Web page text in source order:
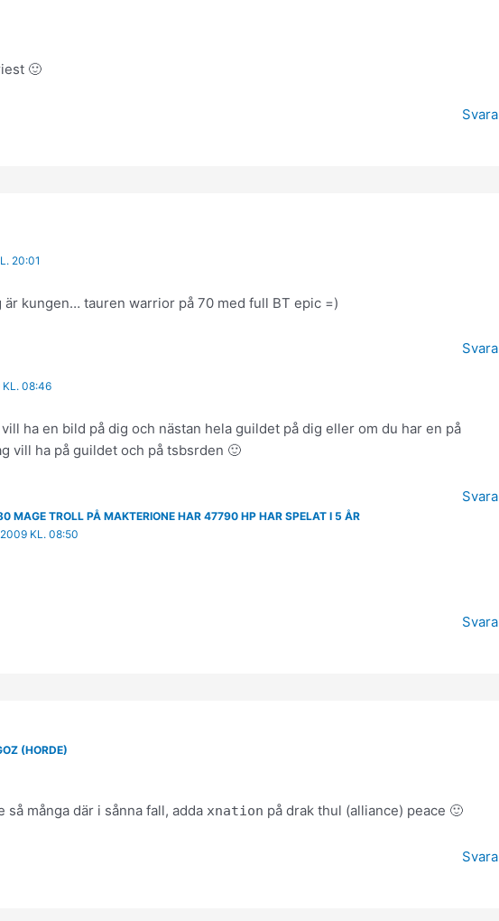
🙂
Svara
20:01
kungen… tauren warrior på 70 med full BT epic =)
Svara
KL. 08:46
ha en bild på dig och nästan hela guildet på dig eller om du har en på
vill ha på guildet och på tsbsrden 🙂
Svara
MAGE TROLL PÅ MAKTERIONE HAR 47790 HP HAR SPELAT I 5 ÅR
KL. 08:50
Svara
(HORDE)
många där i sånna fall, adda xnation på drak thul (alliance) peace 🙂
Svara